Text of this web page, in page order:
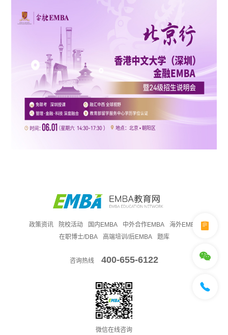
政策资讯 院校活动 国内EMBA 中外合作EMBA
海外EMBA
在职博士/DBA
高端培训/后EMBA 题库
咨询热线 400-655-6122
微信在线咨询